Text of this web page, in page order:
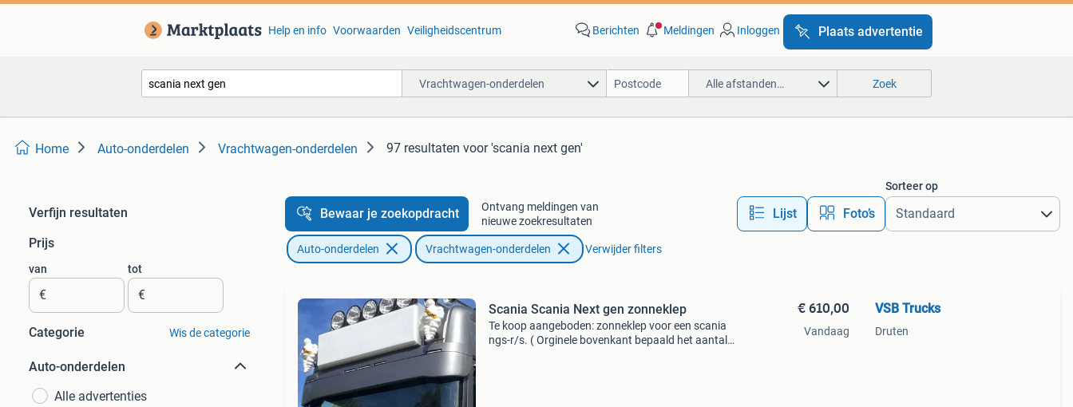
Help en info Voorwaarden Veiligheidscentrum Berichten Meldingen Inloggen Plaats advertentie
Vrachtwagen-onderdelen Alle afstanden… Zoek
Home Auto-onderdelen Vrachtwagen-onderdelen 97 resultaten voor 'scania next gen'
Verfijn resultaten
Prijs
van
€
tot
€
Categorie Wis de categorie
Auto-onderdelen
Alle advertenties
Bewaar je zoekopdracht
Ontvang meldingen van
nieuwe zoekresultaten
Lijst Foto’s
Sorteer op
Auto-onderdelen Vrachtwagen-onderdelen Verwijder filters
Scania Scania Next gen zonneklep
Te koop aangeboden: zonneklep voor een scania
ngs-r/s. ( Orginele bovenkant bepaald het aantal
€ 610,00
Vandaag
VSB Trucks
Druten